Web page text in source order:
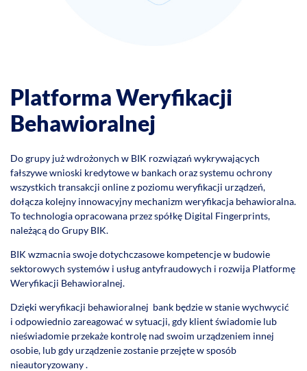
Platforma Weryfikacji
Behawioralnej
Do grupy już wdrożonych w BIK rozwiązań wykrywających
fałszywe wnioski kredytowe w bankach oraz systemu ochrony
wszystkich transakcji online z poziomu weryfikacji urządzeń,
dołącza kolejny innowacyjny mechanizm weryfikacja behawioralna.
To technologia opracowana przez spółkę Digital Fingerprints,
należącą do Grupy BIK.
BIK wzmacnia swoje dotychczasowe kompetencje w budowie
sektorowych systemów i usług antyfraudowych i rozwija Platformę
Weryfikacji Behawioralnej.
Dzięki weryfikacji behawioralnej bank będzie w stanie wychwycić
i odpowiednio zareagować w sytuacji, gdy klient świadomie lub
nieświadomie przekaże kontrolę nad swoim urządzeniem innej
osobie, lub gdy urządzenie zostanie przejęte w sposób
nieautoryzowany .